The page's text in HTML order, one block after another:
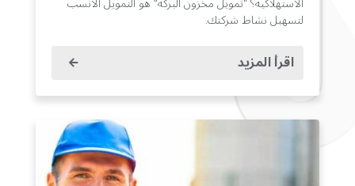
لتسهيل نشاط شركتك.
اقرأ المزيد